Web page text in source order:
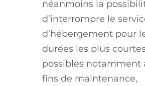
néanmoins la
d’interrompre le
d’hébergement pour
durées les plus
possibles notamment
fins de maintenance,